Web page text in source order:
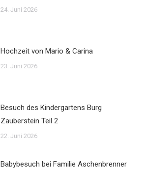
24. Juni 2026
Hochzeit von Mario & Carina
23. Juni 2026
Besuch des Kindergartens Burg
Zauberstein Teil 2
22. Juni 2026
Babybesuch bei Familie Aschenbrenner